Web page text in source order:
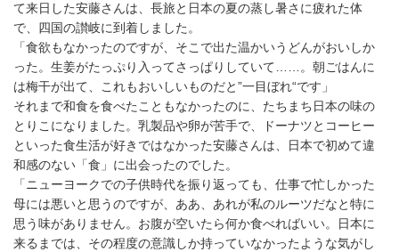
て来日した安藤さんは、長旅と日本の夏の蒸し暑さに疲れた体
で、四国の讃岐に到着しました。
「食欲もなかったのですが、そこで出た温かいうどんがおいしか
った。生姜がたっぷり入ってさっぱりしていて……。朝ごはんに
は梅干が出て、これもおいしいものだと”一目ぼれ“です」
それまで和食を食べたこともなかったのに、たちまち日本の味の
とりこになりました。乳製品や卵が苦手で、ドーナツとコーヒー
といった食生活が好きではなかった安藤さんは、日本で初めて違
和感のない「食」に出会ったのでした。
「ニューヨークでの子供時代を振り返っても、仕事で忙しかった
母には悪いと思うのですが、ああ、あれが私のルーツだなと特に
思う味がありません。お腹が空いたら何か食べればいい。日本に
来るまでは、その程度の意識しか持っていなかったような気がし